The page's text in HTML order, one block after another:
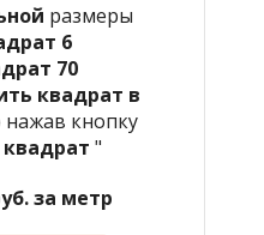
размеры
6
70
квадрат в
нажав кнопку
"
за метр